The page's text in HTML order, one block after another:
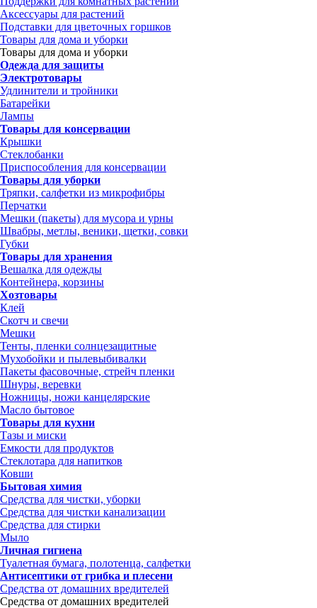
Аксессуары для растений
Подставки для цветочных горшков
Товары для дома и уборки
Товары для дома и уборки
Одежда для защиты
Электротовары
Удлинители и тройники
Батарейки
Лампы
Товары для консервации
Крышки
Стеклобанки
Приспособления для консервации
Товары для уборки
Тряпки, салфетки из микрофибры
Перчатки
Мешки (пакеты) для мусора и урны
Швабры, метлы, веники, щетки, совки
Губки
Товары для хранения
Вешалка для одежды
Контейнера, корзины
Хозтовары
Клей
Скотч и свечи
Мешки
Тенты, пленки солнцезащитные
Мухобойки и пылевыбивалки
Пакеты фасовочные, стрейч пленки
Шнуры, веревки
Ножницы, ножи канцелярские
Масло бытовое
Товары для кухни
Тазы и миски
Емкости для продуктов
Стеклотара для напитков
Ковши
Бытовая химия
Средства для чистки, уборки
Средства для чистки канализации
Средства для стирки
Мыло
Личная гигиена
Туалетная бумага, полотенца, салфетки
Антисептики от грибка и плесени
Средства от домашних вредителей
Средства от домашних вредителей